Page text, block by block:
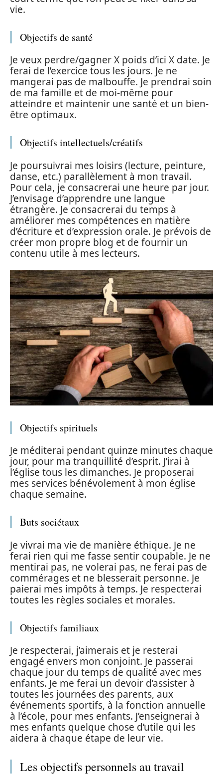
vie.
Objectifs de santé
Je veux perdre/gagner X poids d’ici X date. Je
ferai de l’exercice tous les jours. Je ne
mangerai pas de malbouffe. Je prendrai soin
de ma famille et de moi-même pour
atteindre et maintenir une santé et un bien-
être optimaux.
Objectifs intellectuels/créatifs
Je poursuivrai mes loisirs (lecture, peinture,
danse, etc.) parallèlement à mon travail.
Pour cela, je consacrerai une heure par jour.
J’envisage d’apprendre une langue
étrangère. Je consacrerai du temps à
améliorer mes compétences en matière
d’écriture et d’expression orale. Je prévois de
créer mon propre blog et de fournir un
contenu utile à mes lecteurs.
Objectifs spirituels
Je méditerai pendant quinze minutes chaque
jour, pour ma tranquillité d’esprit. J’irai à
l’église tous les dimanches. Je proposerai
mes services bénévolement à mon église
chaque semaine.
Buts sociétaux
Je vivrai ma vie de manière éthique. Je ne
ferai rien qui me fasse sentir coupable. Je ne
mentirai pas, ne volerai pas, ne ferai pas de
commérages et ne blesserait personne. Je
paierai mes impôts à temps. Je respecterai
toutes les règles sociales et morales.
Objectifs familiaux
Je respecterai, j’aimerais et je resterai
engagé envers mon conjoint. Je passerai
chaque jour du temps de qualité avec mes
enfants. Je me ferai un devoir d’assister à
toutes les journées des parents, aux
événements sportifs, à la fonction annuelle
à l’école, pour mes enfants. J’enseignerai à
mes enfants quelque chose d’utile qui les
aidera à chaque étape de leur vie.
Les objectifs personnels au travail